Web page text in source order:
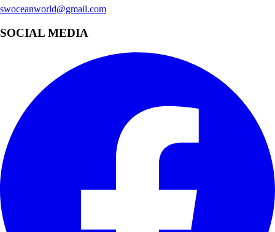
swoceanworld@gmail.com
SOCIAL MEDIA